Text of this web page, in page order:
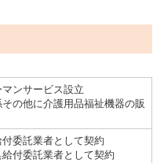
ンサービス設立
の他に介護用品福祉機器の販
委託業者として契約
付委託業者として契約